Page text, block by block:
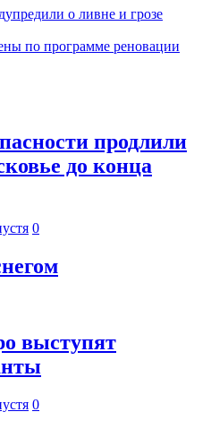
о ливне и грозе
по программе реновации
продлили
до конца
0
выступят
0